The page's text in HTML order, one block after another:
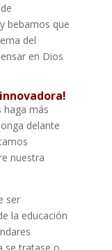
bebamos que
del
en Dios
haga más
delante
nuestra
ser
la educación